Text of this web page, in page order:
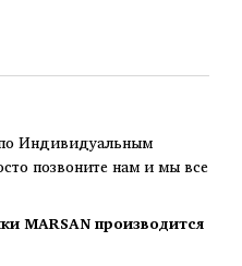
Индивидуальным
позвоните нам и мы все
MARSAN производится